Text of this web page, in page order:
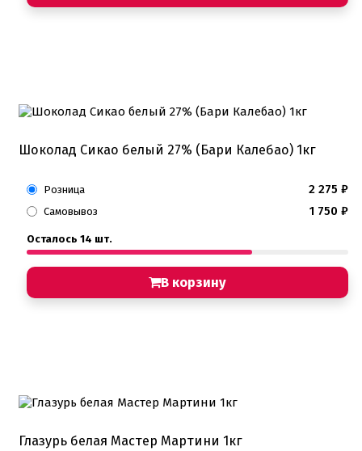
Шоколад Сикао белый 27% (Бари Калебао) 1кг
Розница 2 275 ₽
Самовывоз 1 750 ₽
Осталось 14 шт.
В корзину
Глазурь белая Мастер Мартини 1кг